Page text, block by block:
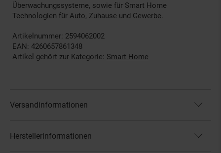
Überwachungssysteme, sowie für Smart Home
Technologien für Auto, Zuhause und Gewerbe.
Artikelnummer: 2594062002
EAN: 4260657861348
Artikel gehört zur Kategorie: Smart Home
Versandinformationen
Herstellerinformationen